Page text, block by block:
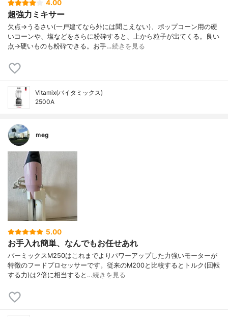
4.00
超強力ミキサー
欠点→うるさい(一戸建てなら外には聞こえない)、ポップコーン用の硬
いコーンや、塩などをさらに粉砕すると、上から粒子が出てくる。良い
点→硬いものも粉砕できる。お手…続きを見る
Vitamix(バイタミックス)
2500A
ｍeg
5.00
お手入れ簡単、なんでもお任せあれ
バーミックスM250はこれまでよりパワーアップした力強いモーターが
特徴のフードプロセッサーです。従来のM200と比較するとトルク(回転
する力)は2倍に相当すると…続きを見る